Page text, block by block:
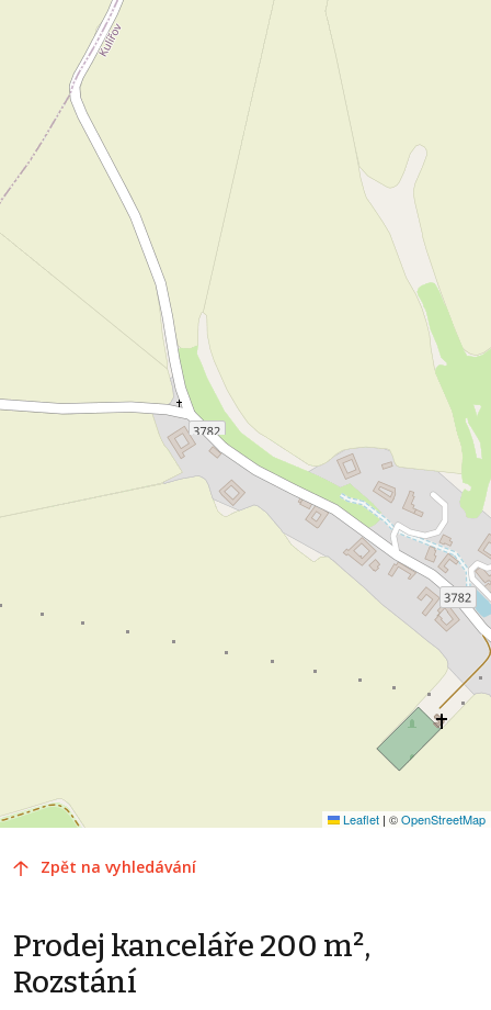
Leaflet | ©OpenStreetMap
Zpět na vyhledávání
Prodej kanceláře 200 m²,
Rozstání